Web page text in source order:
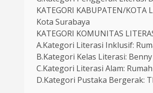
KATEGORI KABUPATEN/KOTA
Kota Surabaya
KATEGORI KOMUNITAS
A.Kategori Literasi Inklusif:
B.Kategori Kelas Literasi:
C.Kategori Literasi Alam:
D.Kategori Pustaka Bergerak: